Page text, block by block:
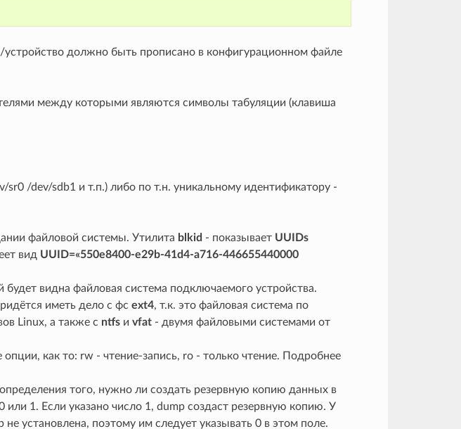
должно быть прописано в конфигурационном файле
между которыми являются символы табуляции (клавиша
sr0 /dev/sdb1 и т.п.) либо по т.н. уникальному идентификатору -
файловой системы. Утилита blkid - показывает UUIDs
вид UUID=«550e8400-e29b-41d4-a716-446655440000
будет видна файловая система подключаемого устройства.
иметь дело с фс ext4, т.к. это файловая система по
Linux, а также с ntfsи vfat- двумя файловыми системами от
как то: rw - чтение-запись, ro - только чтение. Подробнее
того, нужно ли создать резервную копию данных в
1. Если указано число 1, dump создаст резервную копию. У
установлена, поэтому им следует указывать 0 в этом поле.